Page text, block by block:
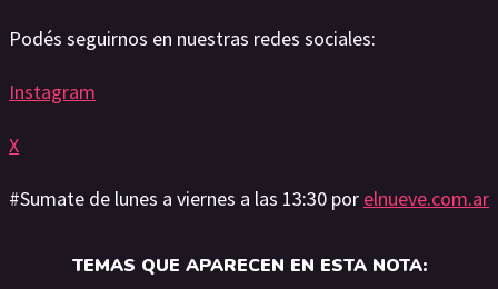
Podés seguirnos en nuestras redes sociales:
Instagram
X
#Sumate de lunes a viernes a las 13:30 por elnueve.com.ar
TEMAS QUE APARECEN EN ESTA NOTA: